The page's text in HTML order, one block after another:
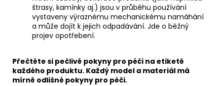
štrasy, kamínky aj.) jsou v průběhu používání
vystaveny výraznému mechanickému namáhání
a může dojít k jejich odpadávání. Jde o běžný
projev opotřebení.
Přečtěte si pečlivě pokyny pro péči na etiketě
každého produktu. Každý model a materiál má
mírně odlišné pokyny pro péči.